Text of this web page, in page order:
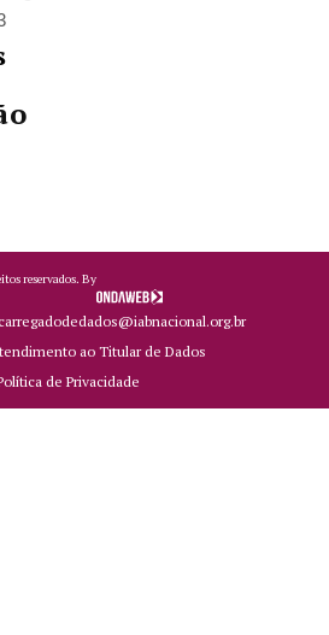
reservados. By
ao Titular de Dados
de Privacidade